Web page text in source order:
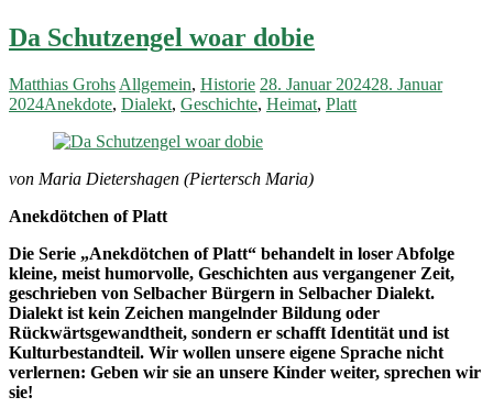
Da Schutzengel woar dobie
Matthias Grohs Allgemein, Historie 28. Januar 202428. Januar
2024Anekdote, Dialekt, Geschichte, Heimat, Platt
von Maria Dietershagen (Piertersch Maria)
Anekdötchen of Platt
Die Serie „Anekdötchen of Platt“ behandelt in loser Abfolge
kleine, meist humorvolle, Geschichten aus vergangener Zeit,
geschrieben von Selbacher Bürgern in Selbacher Dialekt.
Dialekt ist kein Zeichen mangelnder Bildung oder
Rückwärtsgewandtheit, sondern er schafft Identität und ist
Kulturbestandteil. Wir wollen unsere eigene Sprache nicht
verlernen: Geben wir sie an unsere Kinder weiter, sprechen wir
sie!